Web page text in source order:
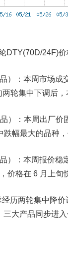
DTY(70D/24F)
）：本周市场成
轮集中下调后
）：本周出厂
幅最大的品种
）：本周报价稳
价格在 6 月上
历两轮集中降
大产品同步进